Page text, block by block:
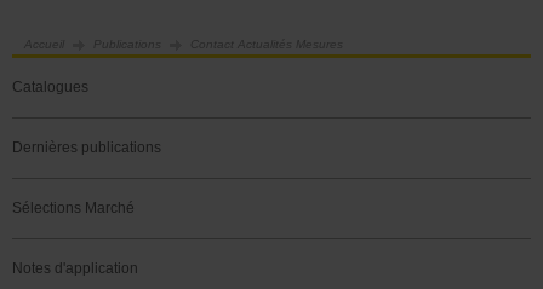
Publications Contact Actualités Mesures
Catalogues
Dernières publications
Sélections Marché
Notes d'application